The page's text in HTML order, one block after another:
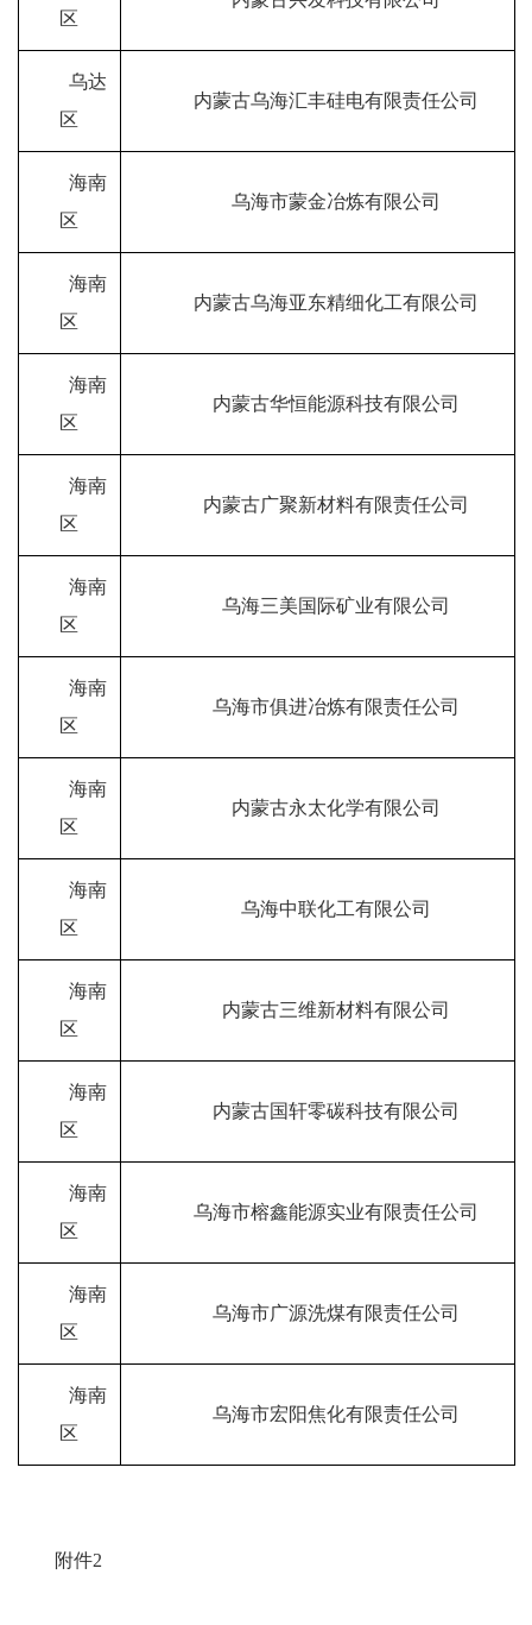
区
乌达
区
内蒙古乌海汇丰硅电有限责任公司
海南
区
乌海市蒙金冶炼有限公司
海南
区
内蒙古乌海亚东精细化工有限公司
海南
区
内蒙古华恒能源科技有限公司
海南
区
内蒙古广聚新材料有限责任公司
海南
区
乌海三美国际矿业有限公司
海南
区
乌海市俱进冶炼有限责任公司
海南
区
内蒙古永太化学有限公司
海南
区
乌海中联化工有限公司
海南
区
内蒙古三维新材料有限公司
海南
区
内蒙古国轩零碳科技有限公司
海南
区
乌海市榕鑫能源实业有限责任公司
海南
区
乌海市广源洗煤有限责任公司
海南
区
乌海市宏阳焦化有限责任公司
附件2